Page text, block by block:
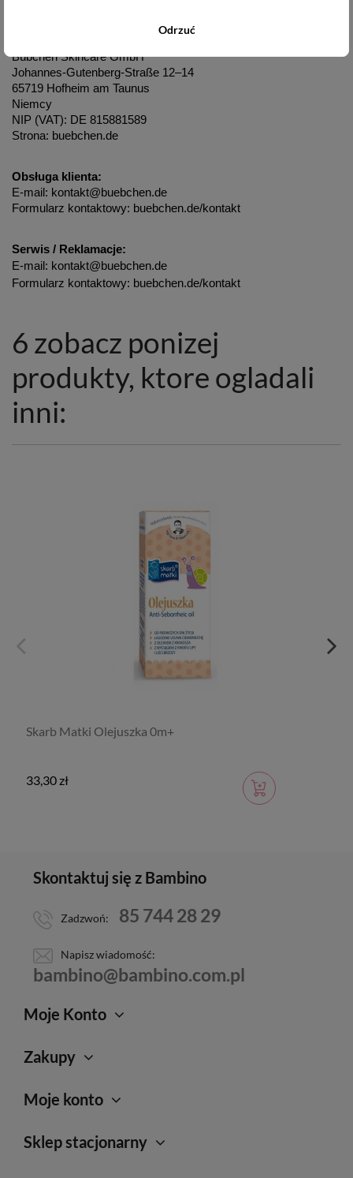
Bübchen Skincare GmbH
Johannes-Gutenberg-Straße 12–14
65719 Hofheim am Taunus
Niemcy
NIP (VAT): DE 815881589
Strona: buebchen.de
Obsługa klienta:
E-mail: kontakt@buebchen.de
Formularz kontaktowy: buebchen.de/kontakt
Serwis / Reklamacje:
E-mail: kontakt@buebchen.de
Formularz kontaktowy: buebchen.de/kontakt
6 zobacz ponizej
produkty, ktore ogladali
inni:
Skarb Matki Olejuszka 0m+
33,30 zł
Skontaktuj się z Bambino
Zadzwoń: 85 744 28 29
Napisz wiadomość:
bambino@bambino.com.pl
Moje Konto
Zakupy
Moje konto
Sklep stacjonarny
Odrzuć